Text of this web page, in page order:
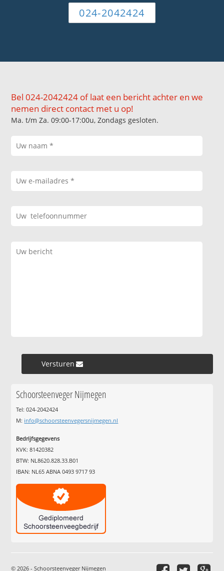
024-2042424
Bel 024-2042424 of laat een bericht achter en we
nemen direct contact met u op!
Ma. t/m Za. 09:00-17:00u, Zondags gesloten.
Versturen »
Schoorsteenveger Nijmegen
Tel: 024-2042424
M: info@schoorsteenvegersnijmegen.nl
Bedrijfsgegevens
KVK: 81420382
BTW: NL8620.828.33.B01
IBAN: NL65 ABNA 0493 9717 93
© 2026 - Schoorsteenveger Nijmegen